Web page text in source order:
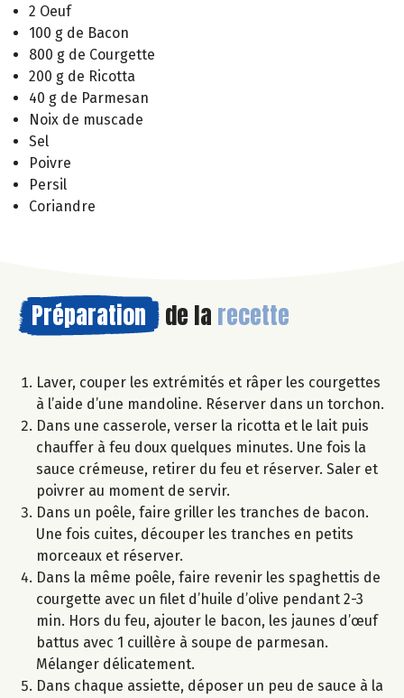
2 Oeuf
100 g de Bacon
800 g de Courgette
200 g de Ricotta
40 g de Parmesan
Noix de muscade
Sel
Poivre
Persil
Coriandre
Préparation de la recette
Laver, couper les extrémités et râper les courgettes
à l’aide d’une mandoline. Réserver dans un torchon.
Dans une casserole, verser la ricotta et le lait puis
chauffer à feu doux quelques minutes. Une fois la
sauce crémeuse, retirer du feu et réserver. Saler et
poivrer au moment de servir.
Dans un poêle, faire griller les tranches de bacon.
Une fois cuites, découper les tranches en petits
morceaux et réserver.
Dans la même poêle, faire revenir les spaghettis de
courgette avec un filet d’huile d’olive pendant 2-3
min. Hors du feu, ajouter le bacon, les jaunes d’œuf
battus avec 1 cuillère à soupe de parmesan.
Mélanger délicatement.
Dans chaque assiette, déposer un peu de sauce à la